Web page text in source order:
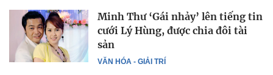
VĂN HÓA - GIẢI TRÍ
Minh Thư ‘Gái nhảy’ lên tiếng tin
cưới Lý Hùng, được chia đôi tài
sản